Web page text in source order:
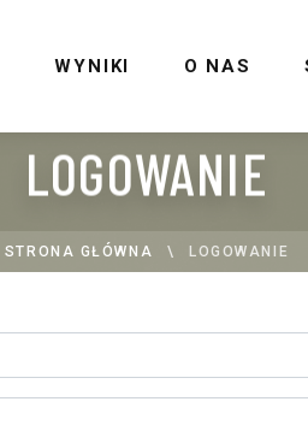
WYNIKI O NAS
LOGOWANIE
STRONA GŁÓWNA LOGOWANIE